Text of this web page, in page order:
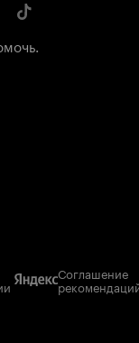
Соглашение